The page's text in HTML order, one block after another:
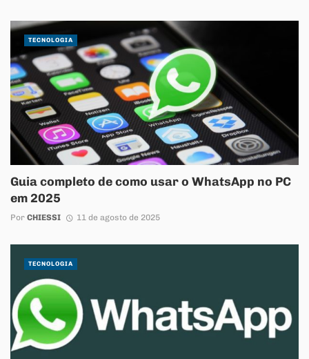
Guia completo de como usar o WhatsApp no PC
em 2025
Por CHIESSI 11 de agosto de 2025
TECNOLOGIA
TECNOLOGIA